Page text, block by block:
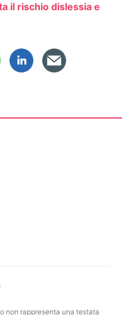
il rischio dislessia e
rappresenta una testata